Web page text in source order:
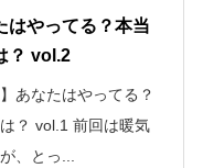
はやってる？本当
？ vol.2
あなたはやってる？
？ vol.1 前回は暖気
、とっ...